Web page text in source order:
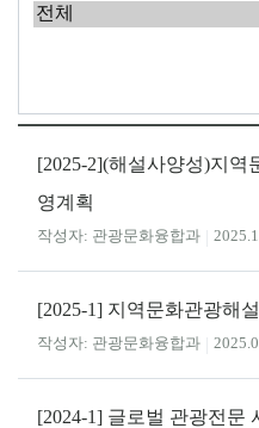
[2025-2](해설사양성)지역
영계획
관광문화융합과
[2025-1] 지역문화관광해
관광문화융합과
[2024-1] 글로벌 관광전문